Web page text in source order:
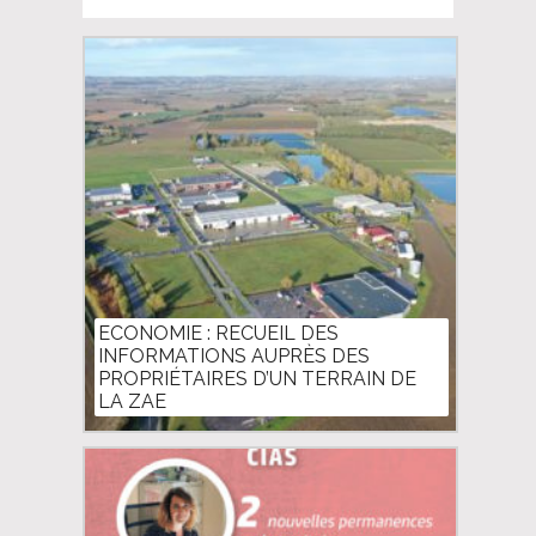
ECONOMIE : RECUEIL DES
INFORMATIONS AUPRÈS DES
PROPRIÉTAIRES D’UN TERRAIN DE
LA ZAE